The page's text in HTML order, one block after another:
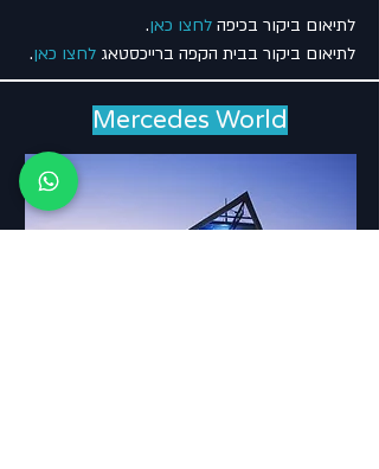
לתיאום ביקור בכיפה לחצו כאן.
לתיאום ביקור בבית הקפה ברייכסטאג לחצו כאן.
Mercedes World